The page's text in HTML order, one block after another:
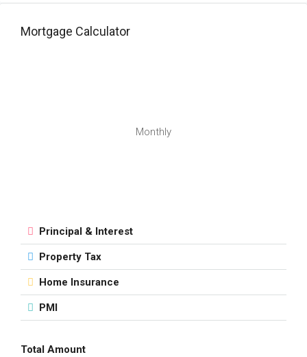
Mortgage Calculator
Monthly
Principal & Interest
Property Tax
Home Insurance
PMI
Total Amount